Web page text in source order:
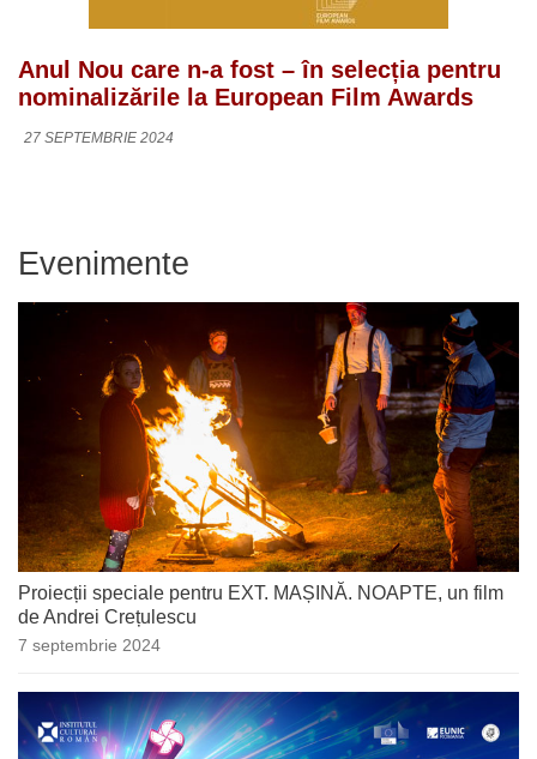
Anul Nou care n-a fost – în selecția pentru
nominalizările la European Film Awards
27 SEPTEMBRIE 2024
Evenimente
Proiecții speciale pentru EXT. MAȘINĂ. NOAPTE, un film
de Andrei Crețulescu
7 septembrie 2024